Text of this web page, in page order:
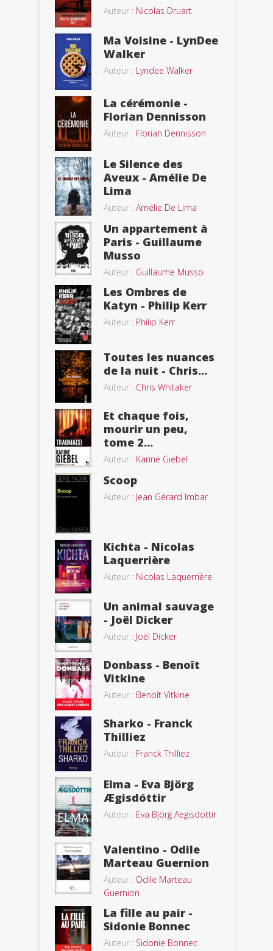
Auteur : Nicolas Druart
Ma Voisine - LynDee
Walker
Auteur : Lyndee Walker
La cérémonie -
Florian Dennisson
Auteur : Florian Dennisson
Le Silence des
Aveux - Amélie De
Lima
Auteur : Amélie De Lima
Un appartement à
Paris - Guillaume
Musso
Auteur : Guillaume Musso
Les Ombres de
Katyn - Philip Kerr
Auteur : Philip Kerr
Toutes les nuances
de la nuit - Chris...
Auteur : Chris Whitaker
Et chaque fois,
mourir un peu,
tome 2...
Auteur : Karine Giebel
Scoop
Auteur : Jean Gérard Imbar
Kichta - Nicolas
Laquerrière
Auteur : Nicolas Laquerrière
Un animal sauvage
- Joël Dicker
Auteur : Joël Dicker
Donbass - Benoît
Vitkine
Auteur : Benoît Vitkine
Sharko - Franck
Thilliez
Auteur : Franck Thilliez
Elma - Eva Björg
Ægisdóttir
Auteur : Eva Björg Aegisdottir
Valentino - Odile
Marteau Guernion
Auteur : Odile Marteau
Guernion
La fille au pair -
Sidonie Bonnec
Auteur : Sidonie Bonnec